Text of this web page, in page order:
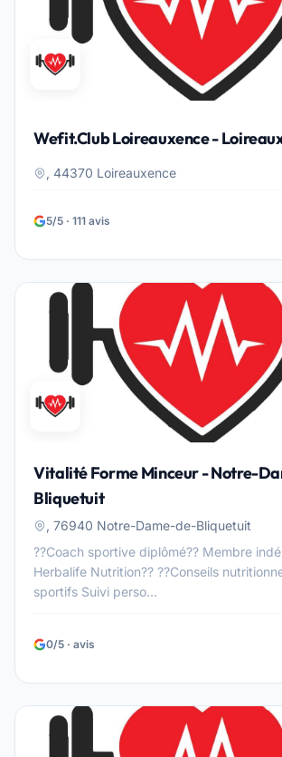
Wefit.Club Loireauxence -
, 44370 Loireauxence
5/5 · 111 avis
Vitalité Forme Minceur - Notre-
Bliquetuit
, 76940 Notre-Dame-de-Bliquetuit
??Coach sportive diplômé?? Membre
Herbalife Nutrition?? ??Conseils nutritionnels et/ou
sportifs Suivi perso...
0/5 · avis